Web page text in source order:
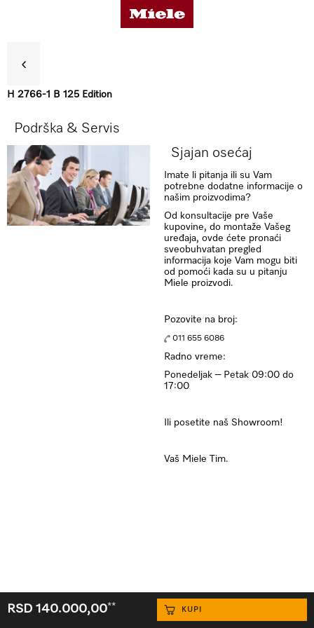
Detalji o proizvodu
Dodatna oprema
RSD 140.000,00** KUPI
H 2766-1 B 125 Edition
Podrška & Servis
Sjajan osećaj
Imate li pitanja ili su Vam
potrebne dodatne informacije o
našim proizvodima?
Od konsultacije pre Vaše
kupovine, do montaže Vašeg
uređaja, ovde ćete pronaći
sveobuhvatan pregled
informacija koje Vam mogu biti
od pomoći kada su u pitanju
Miele proizvodi.
Pozovite na broj:
011 655 6086
Radno vreme:
Ponedeljak – Petak 09:00 do
17:00
Ili posetite naš Showroom!
Vaš Miele Tim.